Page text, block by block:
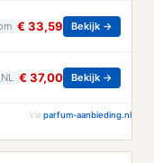
€ 33,59 Bekijk →
€ 37,00 Bekijk →
Via parfum-aanbieding.nl